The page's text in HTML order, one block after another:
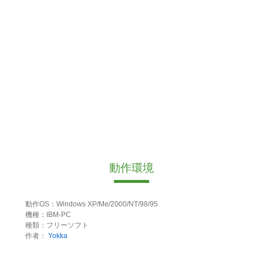
動作環境
動作OS：Windows XP/Me/2000/NT/98/95
機種：IBM-PC
種類：フリーソフト
作者： Yokka